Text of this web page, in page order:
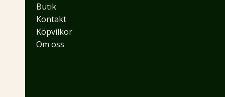
Butik
Kontakt
Köpvilkor
Om oss